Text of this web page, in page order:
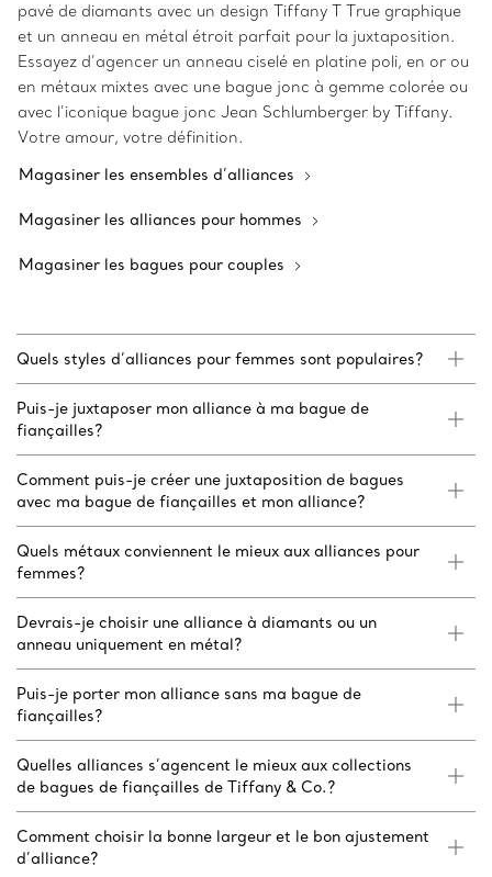
pavé de diamants avec un design Tiffany T True graphique
et un anneau en métal étroit parfait pour la juxtaposition.
Essayez d’agencer un anneau ciselé en platine poli, en or ou
en métaux mixtes avec une bague jonc à gemme colorée ou
avec l’iconique bague jonc Jean Schlumberger by Tiffany.
Votre amour, votre définition.
Magasiner les ensembles d’alliances
Magasiner les alliances pour hommes
Magasiner les bagues pour couples
Quels styles d’alliances pour femmes sont populaires?
Puis-je juxtaposer mon alliance à ma bague de
fiançailles?
Comment puis-je créer une juxtaposition de bagues
avec ma bague de fiançailles et mon alliance?
Quels métaux conviennent le mieux aux alliances pour
femmes?
Devrais-je choisir une alliance à diamants ou un
anneau uniquement en métal?
Puis-je porter mon alliance sans ma bague de
fiançailles?
Quelles alliances s’agencent le mieux aux collections
de bagues de fiançailles de Tiffany & Co.?
Comment choisir la bonne largeur et le bon ajustement
d’alliance?